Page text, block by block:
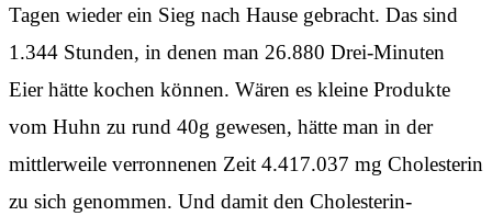
Tagen wieder ein Sieg nach Hause gebracht. Das sind
1.344 Stunden, in denen man 26.880 Drei-Minuten
Eier hätte kochen können. Wären es kleine Produkte
vom Huhn zu rund 40g gewesen, hätte man in der
mittlerweile verronnenen Zeit 4.417.037 mg Cholesterin
zu sich genommen. Und damit den Cholesterin-